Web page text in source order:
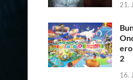
21.
2
16.